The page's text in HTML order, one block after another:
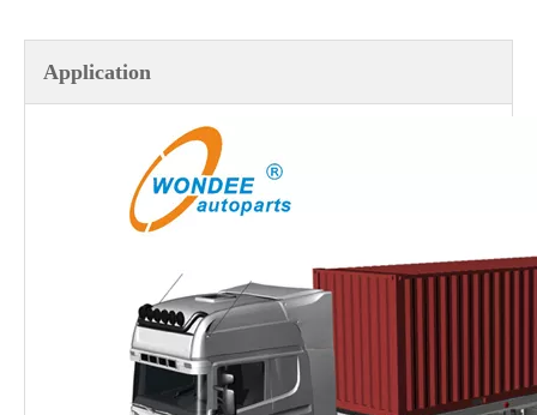
Application